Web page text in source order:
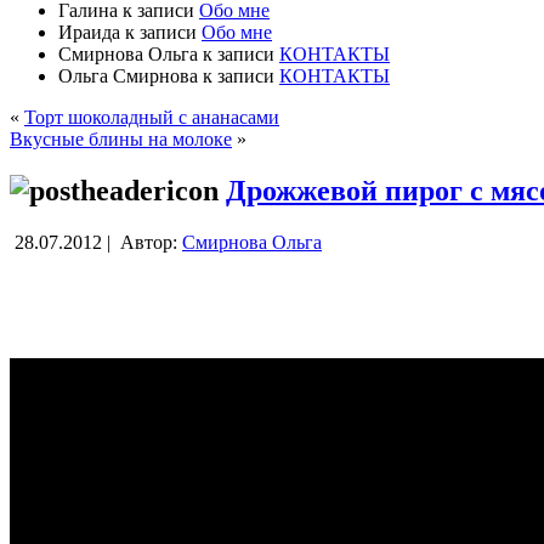
Галина к записи Обо мне
Ираида к записи Обо мне
Смирнова Ольга к записи КОНТАКТЫ
Ольга Смирнова к записи КОНТАКТЫ
« Торт шоколадный с ананасами
Вкусные блины на молоке »
Дрожжевой пирог с
28.07.2012 | Автор: Смирнова Ольга